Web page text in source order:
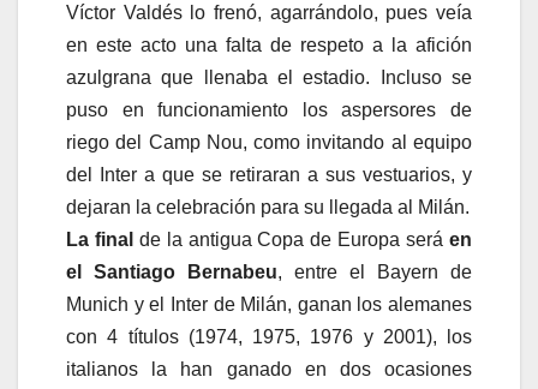
Víctor Valdés lo frenó, agarrándolo, pues veía
en este acto una falta de respeto a la afición
azulgrana que llenaba el estadio. Incluso se
puso en funcionamiento los aspersores de
riego del Camp Nou, como invitando al equipo
del Inter a que se retiraran a sus vestuarios, y
dejaran la celebración para su llegada al Milán.
La final de la antigua Copa de Europa seráen
el Santiago Bernabeu, entre el Bayern de
Munich y el Inter de Milán, ganan los alemanes
con 4 títulos (1974, 1975, 1976 y 2001), los
italianos la han ganado en dos ocasiones